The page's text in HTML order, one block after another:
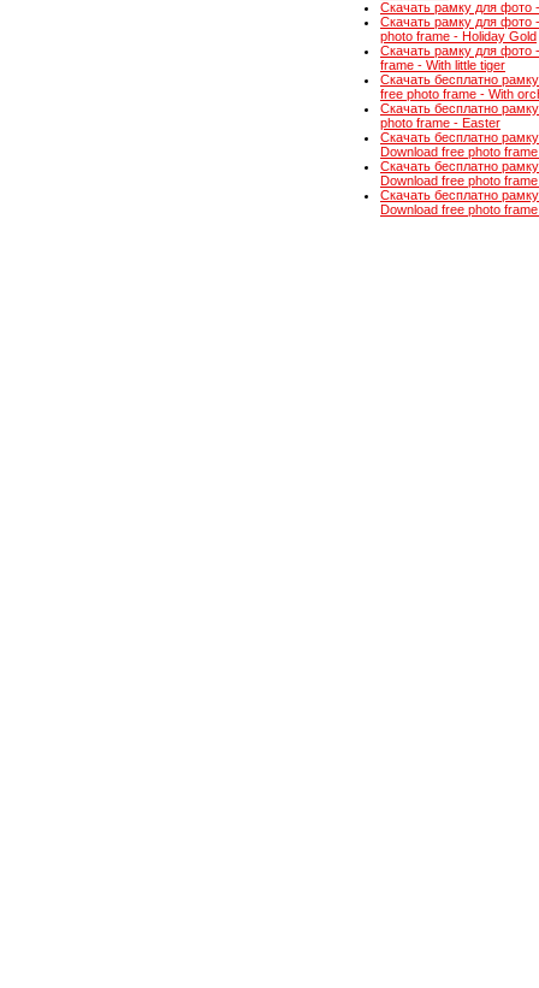
Скачать рамку для фото
Скачать рамку для фото
photo frame - Holiday Gold
Скачать рамку для фото
frame - With little tiger
Скачать бесплатно
free photo frame - With
Скачать бесплатно
photo frame - Easter
Скачать бесплатно
Download free photo
Скачать бесплатно
Download free photo
Скачать бесплатно
Download free photo